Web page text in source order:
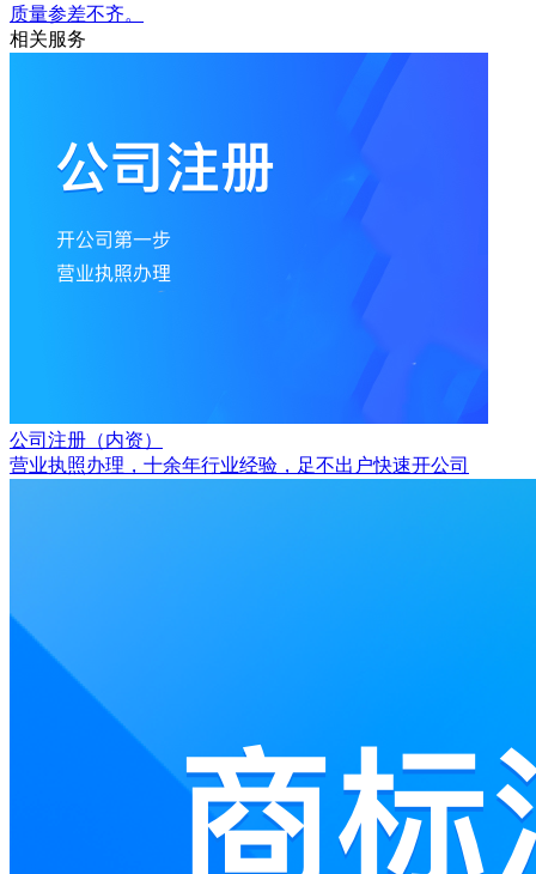
质量参差不齐。
相关服务
公司注册（内资）
营业执照办理，十余年行业经验，足不出户快速开公司